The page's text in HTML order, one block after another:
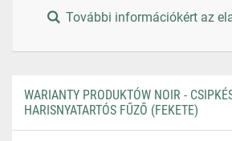
További információkért az
WARIANTY PRODUKTÓW NOIR -
HARISNYATARTÓS FŰZŐ (FEKETE)